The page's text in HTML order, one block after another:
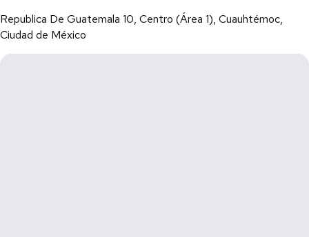
Republica De Guatemala 10, Centro (Área 1), Cuauhtémoc,
Ciudad de México